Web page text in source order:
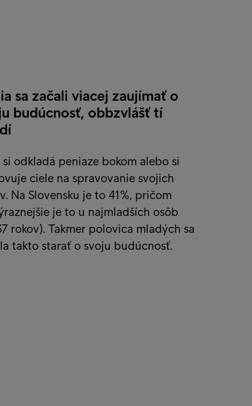
sa začali viacej zaujímať o
budúcnosť, obbzvlášť tí
odkladá peniaze bokom alebo si
ciele na spravovanie svojich
Na Slovensku je to 41%, pričom
je to u najmladších osôb
rokov). Takmer polovica mladých sa
takto starať o svoju budúcnosť.